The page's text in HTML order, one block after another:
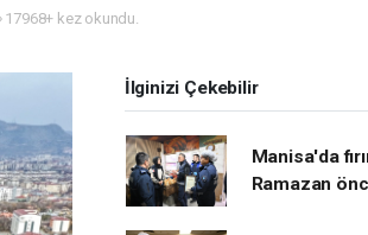
17968+ kez okundu.
İlginizi Çekebilir
Manisa'da
Ramazan